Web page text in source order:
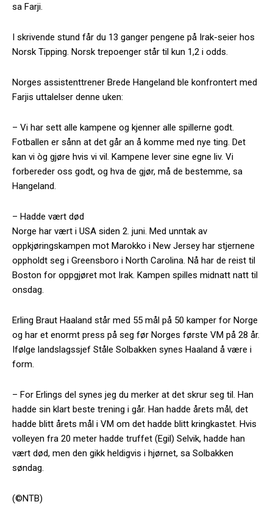
sa Farji.
I skrivende stund får du 13 ganger pengene på Irak-seier hos
Norsk Tipping. Norsk trepoenger står til kun 1,2 i odds.
Norges assistenttrener Brede Hangeland ble konfrontert med
Farjis uttalelser denne uken:
– Vi har sett alle kampene og kjenner alle spillerne godt.
Fotballen er sånn at det går an å komme med nye ting. Det
kan vi òg gjøre hvis vi vil. Kampene lever sine egne liv. Vi
forbereder oss godt, og hva de gjør, må de bestemme, sa
Hangeland.
– Hadde vært død
Norge har vært i USA siden 2. juni. Med unntak av
oppkjøringskampen mot Marokko i New Jersey har stjernene
oppholdt seg i Greensboro i North Carolina. Nå har de reist til
Boston for oppgjøret mot Irak. Kampen spilles midnatt natt til
onsdag.
Erling Braut Haaland står med 55 mål på 50 kamper for Norge
og har et enormt press på seg før Norges første VM på 28 år.
Ifølge landslagssjef Ståle Solbakken synes Haaland å være i
form.
– For Erlings del synes jeg du merker at det skrur seg til. Han
hadde sin klart beste trening i går. Han hadde årets mål, det
hadde blitt årets mål i VM om det hadde blitt kringkastet. Hvis
volleyen fra 20 meter hadde truffet (Egil) Selvik, hadde han
vært død, men den gikk heldigvis i hjørnet, sa Solbakken
søndag.
(©NTB)